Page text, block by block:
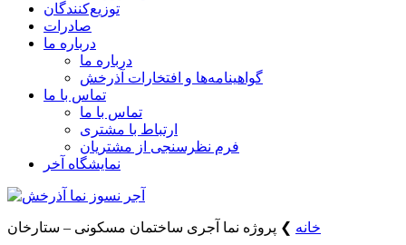
توزیع‌کنندگان
صادرات
درباره ما
درباره ما
گواهینامه‌ها و افتخارات آذرخش
تماس با ما
تماس با ما
ارتباط با مشتری
فرم نظرسنجی از مشتریان
نمایشگاه‌ آخر
خانه ❯ پروژه نما آجری ساختمان مسکونی – ستارخان